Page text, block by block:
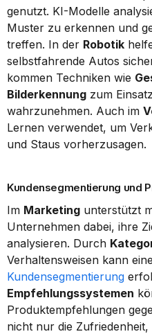
genutzt. KI-Modelle
Muster zu erkennen und
treffen. In der Robotik
selbstfahrende Autos
kommen Techniken wie
Bilderkennung zum
wahrzunehmen. Auch im
Lernen verwendet, um
und Staus vorherzusagen.
Kundensegmentierung und
Im Marketing unterstützt
Unternehmen dabei, ihre
analysieren. Durch
Kundensegmentierung
Empfehlungssystemen
Produktempfehlungen